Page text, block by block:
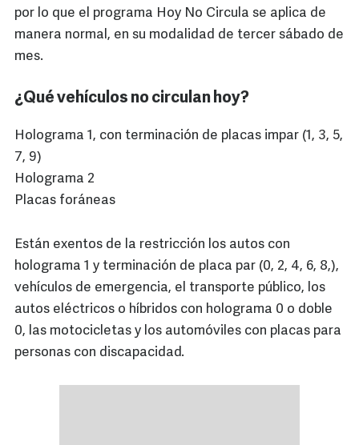
por lo que el programa Hoy No Circula se aplica de
manera normal, en su modalidad de tercer sábado de
mes.
¿Qué vehículos no circulan hoy?
Holograma 1, con terminación de placas impar (1, 3, 5,
7, 9)
Holograma 2
Placas foráneas
Están exentos de la restricción los autos con
holograma 1 y terminación de placa par (0, 2, 4, 6, 8,),
vehículos de emergencia, el transporte público, los
autos eléctricos o híbridos con holograma 0 o doble
0, las motocicletas y los automóviles con placas para
personas con discapacidad.